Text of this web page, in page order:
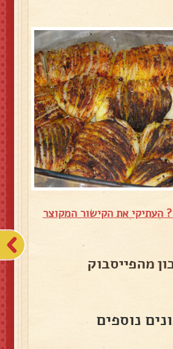
העתיקי את הקישור המקוצר
מהפייסבוק
נוספים